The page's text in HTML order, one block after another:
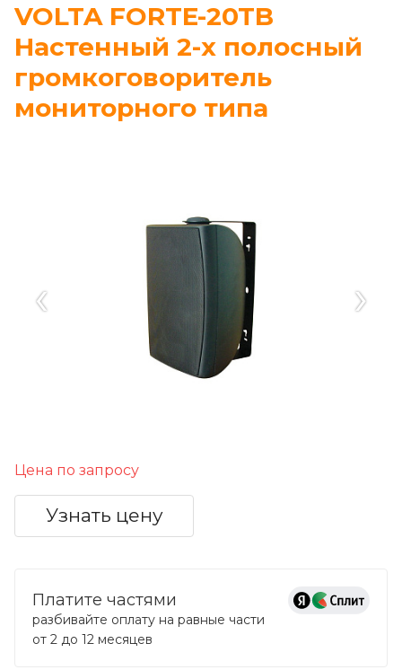
VOLTA FORTE-20TB
Настенный 2-х полосный
громкоговоритель
мониторного типа
‹ ›
Цена по запросу
Узнать цену
Платите частями
разбивайте оплату на равные части
от 2 до 12 месяцев